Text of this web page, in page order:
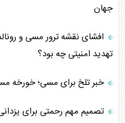
جهان
افشای نقشه ترور مسی و
تهدید امنیتی چه بود؟
خبر تلخ برای مسی؛ خورخه
تصمیم مهم رحمتی برای